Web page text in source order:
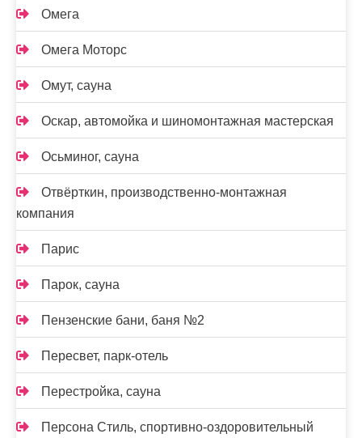
Омега
Омега Моторс
Омут, сауна
Оскар, автомойка и шиномонтажная мастерская
Осьминог, сауна
Отвёрткин, производственно-монтажная
компания
Парис
Парок, сауна
Пензенские бани, баня №2
Пересвет, парк-отель
Перестройка, сауна
Персона Стиль, спортивно-оздоровительный